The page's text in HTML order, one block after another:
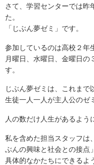
さて、学習センターでは昨
た。
「じぶん夢ゼミ」です。
参加しているのは高校２年
月曜日、水曜日、金曜日の
す。
じぶん夢ゼミは、これまで
生徒一人一人が主人公のゼ
人の数だけ人生があるよう
私を含めた担当スタッフは
ぶんの興味と社会との接点
具体的なかたちにできるよ